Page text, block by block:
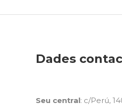
Dades
Seu central: c/Perú,